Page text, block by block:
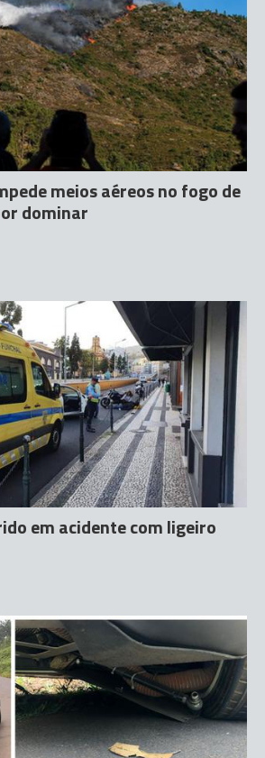
meios aéreos no fogo de
dominar
em acidente com ligeiro